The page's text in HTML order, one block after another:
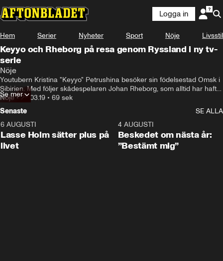
Logga in
Hem Serier Nyheter Sport Nöje Livsstil
Keyyo och Rheborg på resa genom Ryssland i ny tv-
serie
Nöje
Youtubern Kristina "Keyyo" Petrushina besöker sin födelsestad Omsk i
Sibirien. Med följer skådespelaren Johan Rheborg, som alltid har haft
rysskräck. "Keyyo med Rheborg i Ryssland" har premiär på SVT i april.
Nöje•28.03.19 • 69 sek
Se mer
Senaste
SE ALLA
6 AUGUSTI
Lasse Holm sätter plus på
livet
4 AUGUSTI
Beskedet om nästa år:
”Bestämt mig”